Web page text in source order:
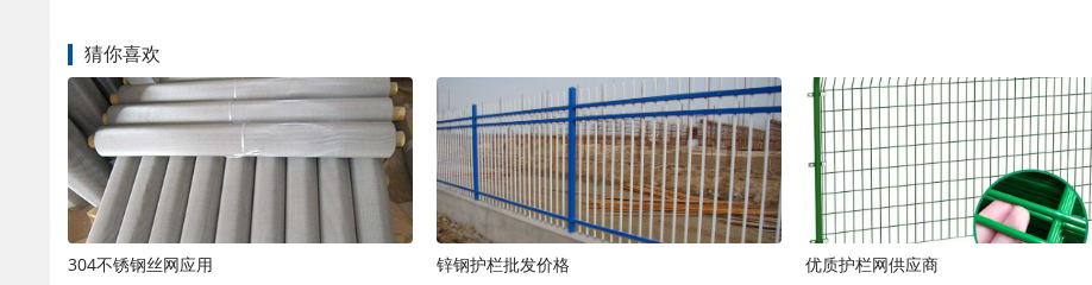
猜你喜欢
304不锈钢丝网应用 锌钢护栏批发价格 优质护栏网供应商